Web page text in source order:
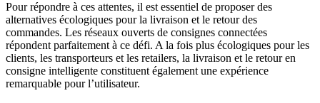
Pour répondre à ces attentes, il est essentiel de proposer des
alternatives écologiques pour la livraison et le retour des
commandes. Les réseaux ouverts de consignes connectées
répondent parfaitement à ce défi. A la fois plus écologiques pour les
clients, les transporteurs et les retailers, la livraison et le retour en
consigne intelligente constituent également une expérience
remarquable pour l’utilisateur.